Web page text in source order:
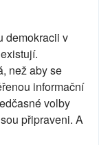
demokracii v
než aby se
informační
volby
připraveni. A